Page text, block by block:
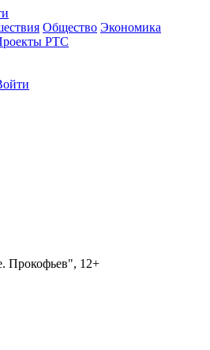
Общество Экономика
РТС
Прокофьев", 12+